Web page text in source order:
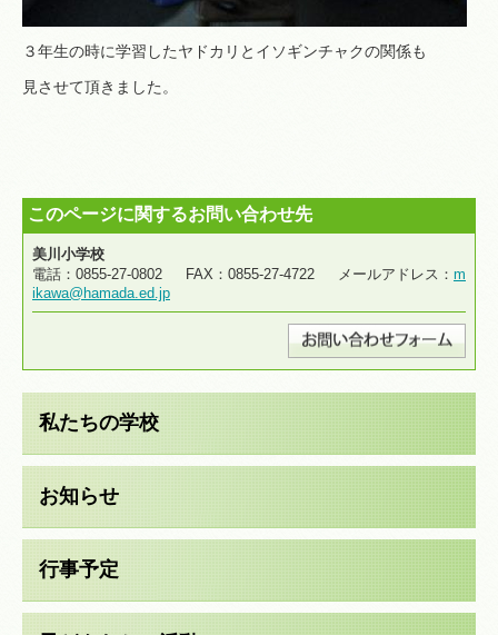
３年生の時に学習したヤドカリとイソギンチャクの関係も
見させて頂きました。
このページに関するお問い合わせ先
美川小学校
電話：0855-27-0802 FAX：0855-27-4722 メールアドレス： m
ikawa@hamada.ed.jp
私たちの学校
お知らせ
行事予定